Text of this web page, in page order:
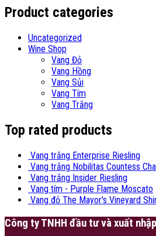
Product categories
Uncategorized
Wine Shop
Vang Đỏ
Vang Hồng
Vang Sủi
Vang Tím
Vang Trắng
Top rated products
Vang trắng Enterprise Riesling
Vang trắng Nobilitas Countess
Vang trắng Insider Riesling
Vang tím - Purple Flame Moscato
Vang đỏ The Mayor's Vineyard
Công ty TNHH đầu tư và xuất